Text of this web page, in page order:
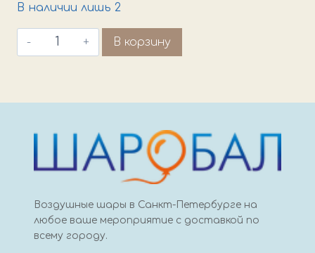
В наличии лишь 2
Количество
товара
birthday
В корзину
Воздушные шары в Санкт-Петербурге на
любое ваше мероприятие с доставкой по
всему городу.